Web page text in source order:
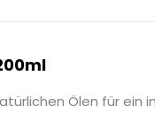
Ölen für ein